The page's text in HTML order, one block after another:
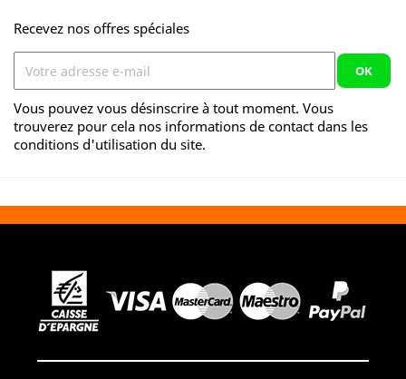
Recevez nos offres spéciales
Vous pouvez vous désinscrire à tout moment. Vous
trouverez pour cela nos informations de contact dans les
conditions d'utilisation du site.